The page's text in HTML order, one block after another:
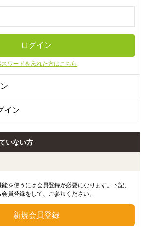
スワードを忘れた方はこちら
いない方
を使うには会員登録が必要になります。下記、
員登録をして、ご参加ください。